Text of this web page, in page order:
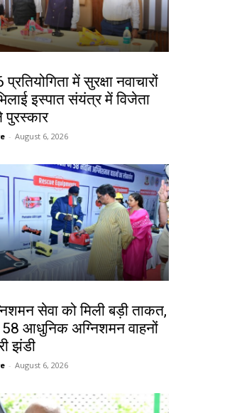
में सुरक्षा नवाचारों
इस्पात संयंत्र में विजेता
पुरस्कार
- August 6, 2026
सेवा को मिली बड़ी ताकत,
आधुनिक अग्निशमन वाहनों
झंडी
- August 6, 2026